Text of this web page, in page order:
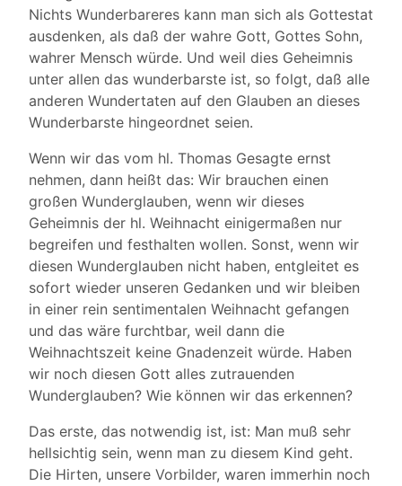
Nichts Wunderbareres kann man sich als Gottestat
ausdenken, als daß der wahre Gott, Gottes Sohn,
wahrer Mensch würde. Und weil dies Geheimnis
unter allen das wunderbarste ist, so folgt, daß alle
anderen Wundertaten auf den Glauben an dieses
Wunderbarste hingeordnet seien.
Wenn wir das vom hl. Thomas Gesagte ernst
nehmen, dann heißt das: Wir brauchen einen
großen Wunderglauben, wenn wir dieses
Geheimnis der hl. Weihnacht einigermaßen nur
begreifen und festhalten wollen. Sonst, wenn wir
diesen Wunderglauben nicht haben, entgleitet es
sofort wieder unseren Gedanken und wir bleiben
in einer rein sentimentalen Weihnacht gefangen
und das wäre furchtbar, weil dann die
Weihnachtszeit keine Gnadenzeit würde. Haben
wir noch diesen Gott alles zutrauenden
Wunderglauben? Wie können wir das erkennen?
Das erste, das notwendig ist, ist: Man muß sehr
hellsichtig sein, wenn man zu diesem Kind geht.
Die Hirten, unsere Vorbilder, waren immerhin noch